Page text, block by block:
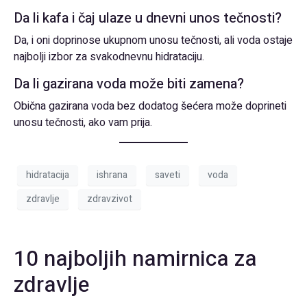
Da li kafa i čaj ulaze u dnevni unos tečnosti?
Da, i oni doprinose ukupnom unosu tečnosti, ali voda ostaje
najbolji izbor za svakodnevnu hidrataciju.
Da li gazirana voda može biti zamena?
Obična gazirana voda bez dodatog šećera može doprineti
unosu tečnosti, ako vam prija.
hidratacija ishrana saveti
voda
zdravlje
zdravzivot
10 najboljih namirnica za
zdravlje